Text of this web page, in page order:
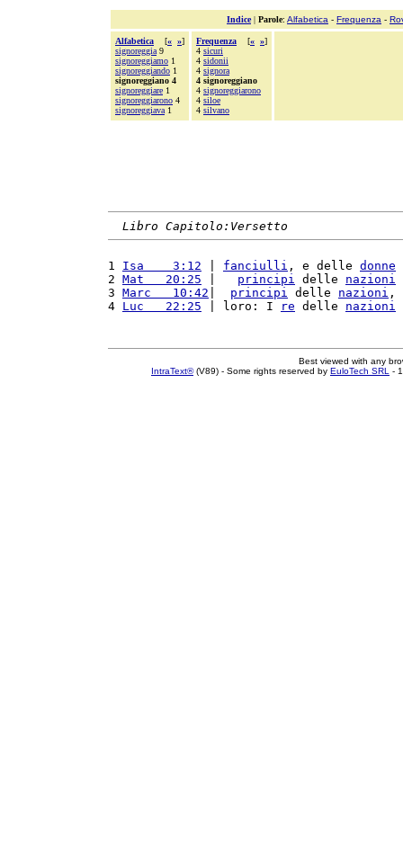
Indice| Parole: Alfabetica - Frequenza -
Alfabetica [« »]
signoreggia 9
signoreggiamo 1
signoreggiando 1
signoreggiano 4
signoreggiare 1
signoreggiarono 4
signoreggiava 1
Frequenza [« »]
4 sicuri
4 sidonii
4 signora
4 signoreggiano
4 signoreggiarono
4 siloe
4 silvano
Libro Capitolo:Versetto
1 Isa    3:12 fanciulli , e delle donne
2 Mat   20:25 principi delle nazioni
3 Marc   10:42 principi delle nazioni ,
4 Luc   22:25 | loro: I re delle nazioni
Best viewed with any
IntraText®(V89) - Some rights reserved by EuloTech SRL -